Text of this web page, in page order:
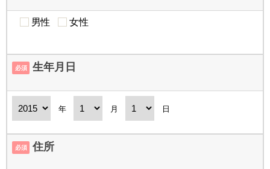
男性 女性
必須 生年月日
年 月 日
必須 住所